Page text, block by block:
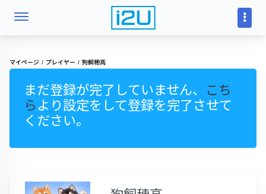
マイページ プレイヤー 狗飼穂高
まだ登録が完了していません、
こち
ら より設定をして登録を完了させて
ください。